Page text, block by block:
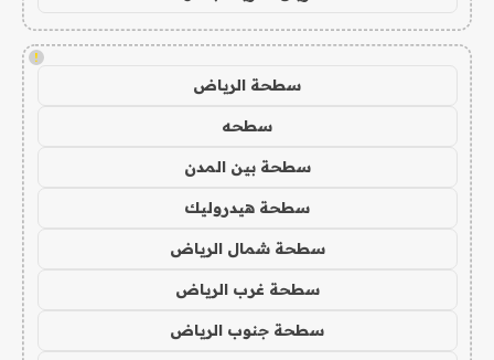
!
سطحة الرياض
سطحه
سطحة بين المدن
سطحة هيدروليك
سطحة شمال الرياض
سطحة غرب الرياض
سطحة جنوب الرياض